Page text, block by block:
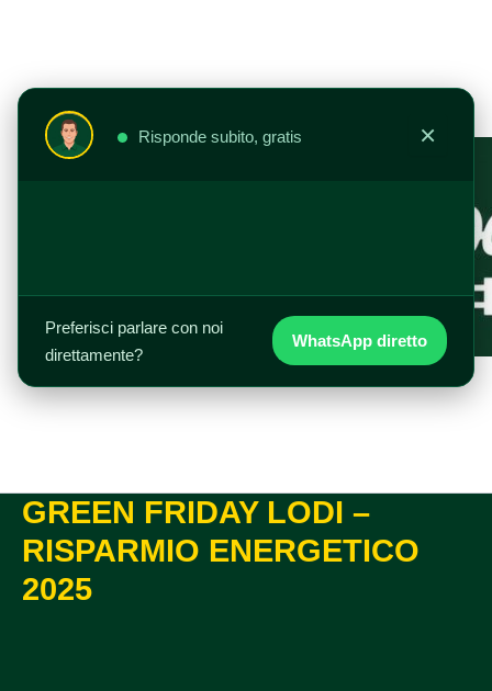
Risponde subito, gratis ×
Preferisci parlare con noi
direttamente?
WhatsApp diretto
GREEN FRIDAY LODI –
RISPARMIO ENERGETICO
2025